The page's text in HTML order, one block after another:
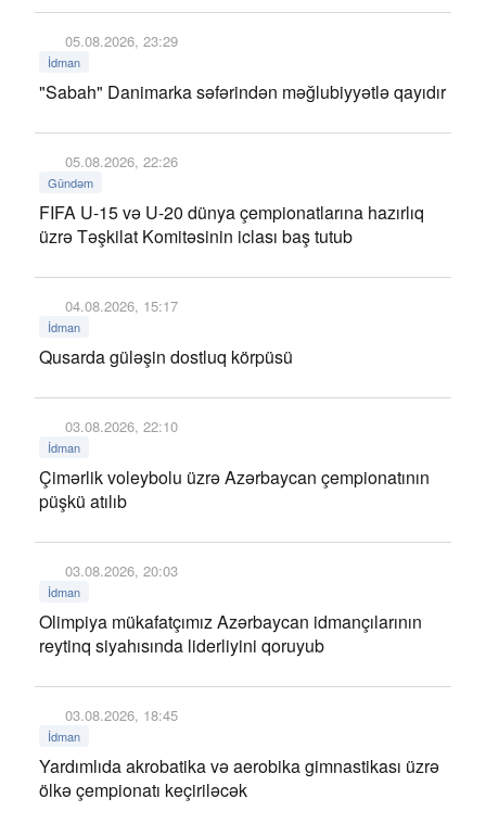
05.08.2026, 23:29
İdman
"Sabah" Danimarka səfərindən məğlubiyyətlə qayıdır
05.08.2026, 22:26
Gündəm
FIFA U-15 və U-20 dünya çempionatlarına hazırlıq
üzrə Təşkilat Komitəsinin iclası baş tutub
04.08.2026, 15:17
İdman
Qusarda güləşin dostluq körpüsü
03.08.2026, 22:10
İdman
Çimərlik voleybolu üzrə Azərbaycan çempionatının
püşkü atılıb
03.08.2026, 20:03
İdman
Olimpiya mükafatçımız Azərbaycan idmançılarının
reytinq siyahısında liderliyini qoruyub
03.08.2026, 18:45
İdman
Yardımlıda akrobatika və aerobika gimnastikası üzrə
ölkə çempionatı keçiriləcək